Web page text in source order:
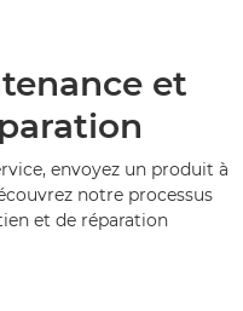
et
envoyez un produit à
notre processus
et de réparation